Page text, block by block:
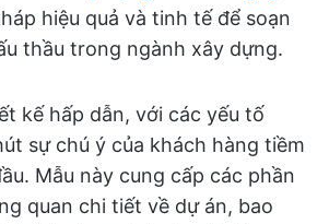
hiệu quả và tinh tế để soạn
thầu trong ngành xây dựng.
kế hấp dẫn, với các yếu tố
sự chú ý của khách hàng tiềm
Mẫu này cung cấp các phần
quan chi tiết về dự án, bao